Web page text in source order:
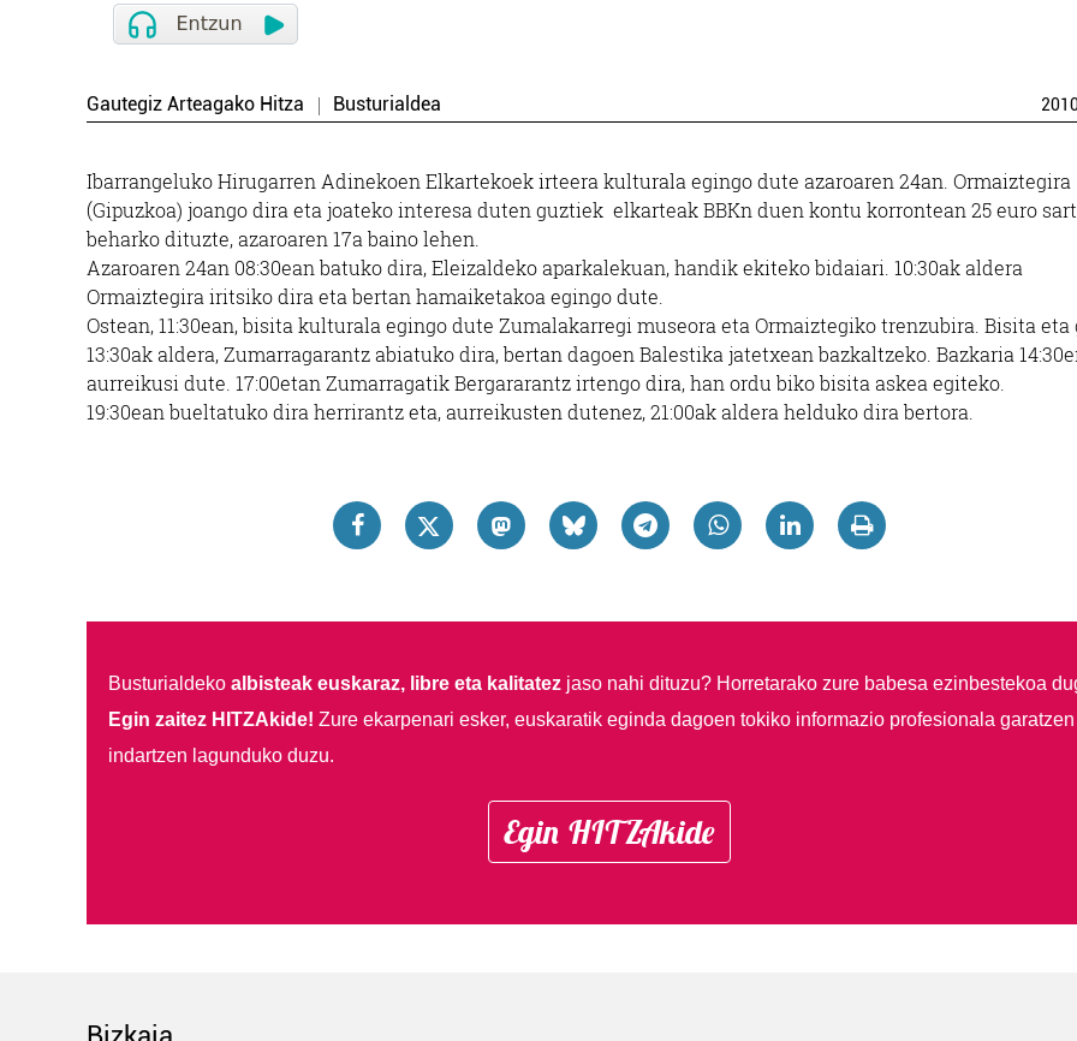
Gautegiz Arteagako Hitza Busturialdea
Ibarrangeluko Hirugarren Adinekoen Elkartekoek irteera kulturala egingo dute azaroaren 24an. Ormaiztegira
(Gipuzkoa) joango dira eta joateko interesa duten guztiek elkarteak BBKn duen kontu korrontean 25 euro
beharko dituzte, azaroaren 17a baino lehen.
Azaroaren 24an 08:30ean batuko dira, Eleizaldeko aparkalekuan, handik ekiteko bidaiari. 10:30ak aldera
Ormaiztegira iritsiko dira eta bertan hamaiketakoa egingo dute.
Ostean, 11:30ean, bisita kulturala egingo dute Zumalakarregi museora eta Ormaiztegiko trenzubira. Bisita eta
13:30ak aldera, Zumarragarantz abiatuko dira, bertan dagoen Balestika jatetxean bazkaltzeko. Bazkaria
aurreikusi dute. 17:00etan Zumarragatik Bergararantz irtengo dira, han ordu biko bisita askea egiteko.
19:30ean bueltatuko dira herrirantz eta, aurreikusten dutenez, 21:00ak aldera helduko dira bertora.
Busturialdeko albisteak euskaraz, libre eta kalitatezjaso nahi dituzu? Horretarako zure babesa ezinbestekoa
Egin zaitez HITZAkide! Zure ekarpenari esker, euskaratik eginda dagoen tokiko informazio profesionala garatzen
indartzen lagunduko duzu.
Egin HITZAkide